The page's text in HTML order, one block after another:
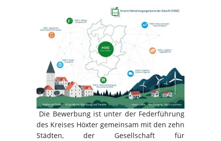
Die Bewerbung ist unter der Federführung
des Kreises Höxter gemeinsam mit den zehn
Städten, der Gesellschaft für